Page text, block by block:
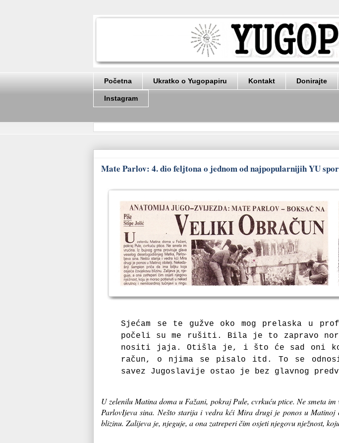
Početna Ukratko o Yugopapiru Kontakt Donirajte
Instagram
Mate Parlov: 4. dio feljtona o jednom od najpopularnijih YU
Sjećam se te gužve oko mog prelaska u
počeli su me rušiti. Bila je to zapravo
nositi jaja.Otišla je, i što će sad oni
račun, o njima se pisalo itd.To se
savez Jugoslavije ostao je bez glavnog
U zelenilu Matina doma u Fažani, pokraj Pule, cvrkuću ptice. Ne smeta
ParlovIjeva sina. Nešto starija i vedra kći Mira drugi je ponos u
blizinu. Zalijeva je, njeguje, a ona zatreperi čim osjeti njegovu nježnost,